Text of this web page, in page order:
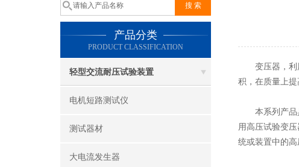
产品分类
PRODUCT CLASSIFICATION
轻型交流耐压试验装置
电机短路测试仪
测试器材
大电流发生器
变压器 ，
积，在质量上
本系列产品具
用高压试验变
统或装置中的高